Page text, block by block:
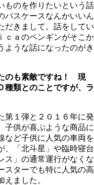
ものを作りたいという話
パスケースなんかいいん
だきまして。話をしてい
ｃａのペンギンがそこか
ような話になったのがき
のも素敵ですね！ 現
種類とのことですが、ラ
１弾と２０１６年に発
子供が喜ぶような商品に
など子供に人気の車両を
、「北斗星」や臨時寝台
ス」の通常運行がなくな
スターでも特に人気の高
ました。